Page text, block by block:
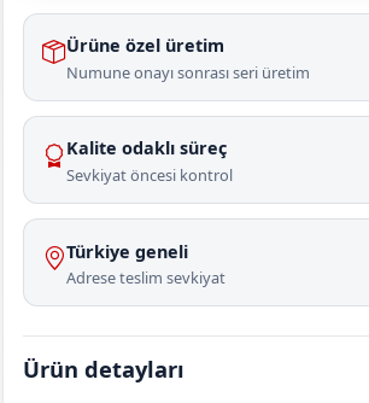
Ürüne özel üretim
Numune onayı sonrası seri üretim
Kalite odaklı süreç
Sevkiyat öncesi kontrol
Türkiye geneli
Adrese teslim sevkiyat
Ürün detayları